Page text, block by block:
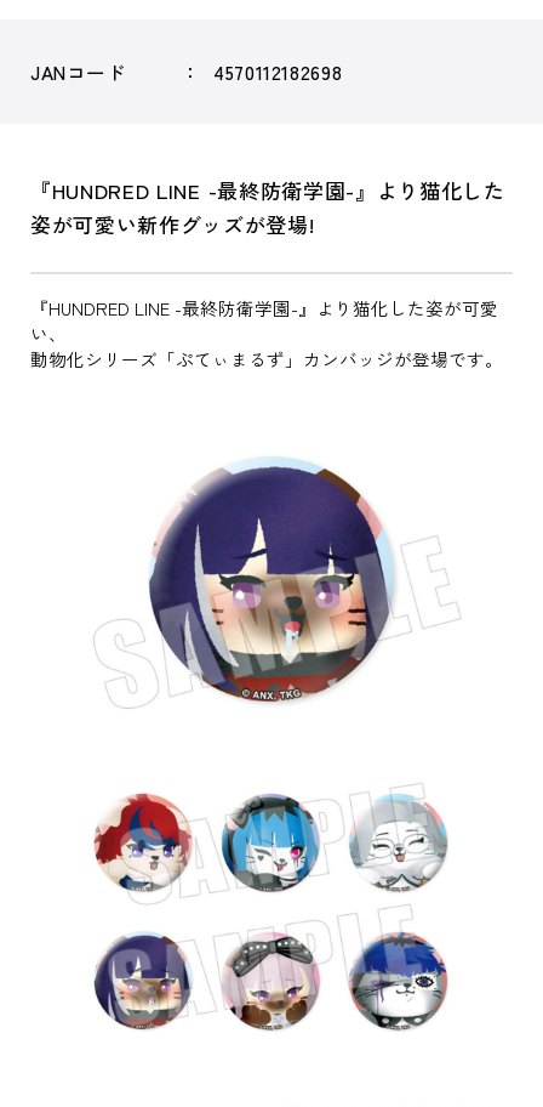
JANコード 4570112182698
『HUNDRED LINE -最終防衛学園-』より猫化した
姿が可愛い新作グッズが登場!
『HUNDRED LINE -最終防衛学園-』より猫化した姿が可愛
い、
動物化シリーズ「ぷてぃまるず」カンバッジが登場です。